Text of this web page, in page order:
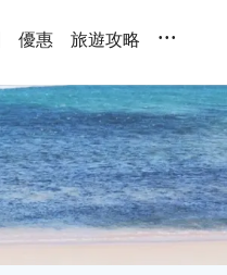
優惠 旅遊攻略 ...